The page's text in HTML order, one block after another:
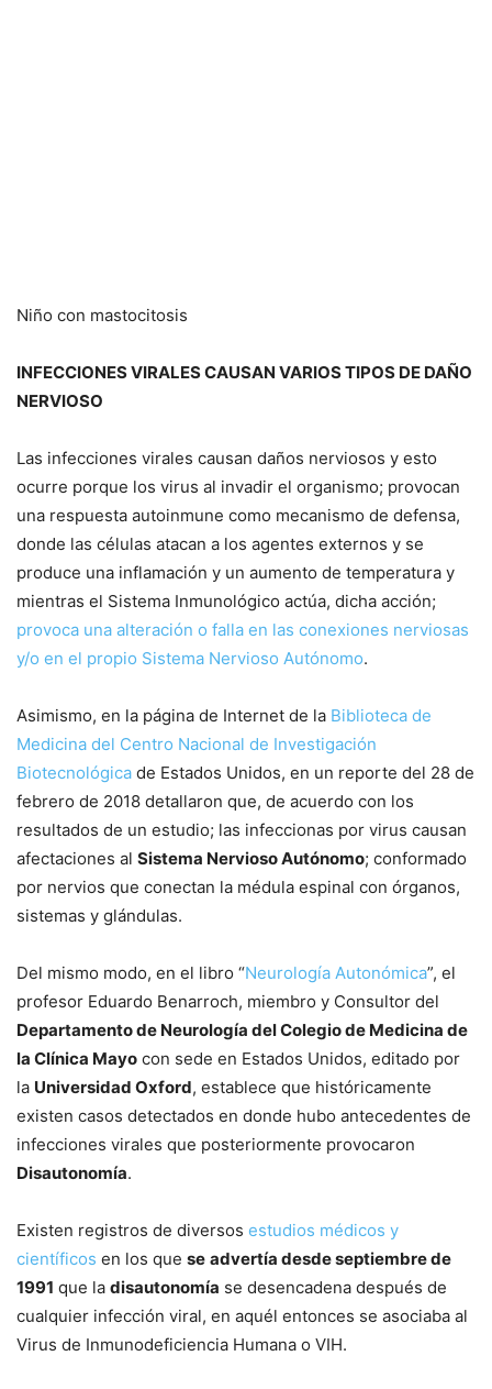
Niño con mastocitosis
INFECCIONES VIRALES CAUSAN VARIOS TIPOS DE DAÑO
NERVIOSO
Las infecciones virales causan daños nerviosos y esto
ocurre porque los virus al invadir el organismo; provocan
una respuesta autoinmune como mecanismo de defensa,
donde las células atacan a los agentes externos y se
produce una inflamación y un aumento de temperatura y
mientras el Sistema Inmunológico actúa, dicha acción;
provoca una alteración o falla en las conexiones nerviosas
y/o en el propio Sistema Nervioso Autónomo.
Asimismo, en la página de Internet de la Biblioteca de
Medicina del Centro Nacional de Investigación
Biotecnológica de Estados Unidos, en un reporte del 28 de
febrero de 2018 detallaron que, de acuerdo con los
resultados de un estudio; las infeccionas por virus causan
afectaciones al Sistema Nervioso Autónomo; conformado
por nervios que conectan la médula espinal con órganos,
sistemas y glándulas.
Del mismo modo, en el libro “Neurología Autonómica”, el
profesor Eduardo Benarroch, miembro y Consultor del
Departamento de Neurología del Colegio de Medicina de
la Clínica Mayo con sede en Estados Unidos, editado por
la Universidad Oxford, establece que históricamente
existen casos detectados en donde hubo antecedentes de
infecciones virales que posteriormente provocaron
Disautonomía.
Existen registros de diversos estudios médicos y
científicos en los que se advertía desde septiembre de
1991 que la disautonomía se desencadena después de
cualquier infección viral, en aquél entonces se asociaba al
Virus de Inmunodeficiencia Humana o VIH.